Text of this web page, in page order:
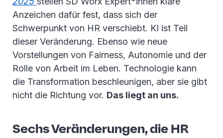
Anzeichen dafür fest, dass sich der
Schwerpunkt von HR verschiebt. KI ist Teil
dieser Veränderung. Ebenso wie neue
Vorstellungen von Fairness, Autonomie und der
Rolle von Arbeit im Leben. Technologie kann
die Transformation beschleunigen, aber sie gibt
nicht die Richtung vor. Das liegt an uns.
Sechs Veränderungen, die HR